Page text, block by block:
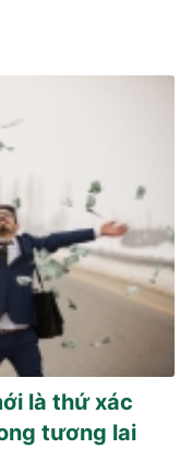
là thứ xác
tương lai